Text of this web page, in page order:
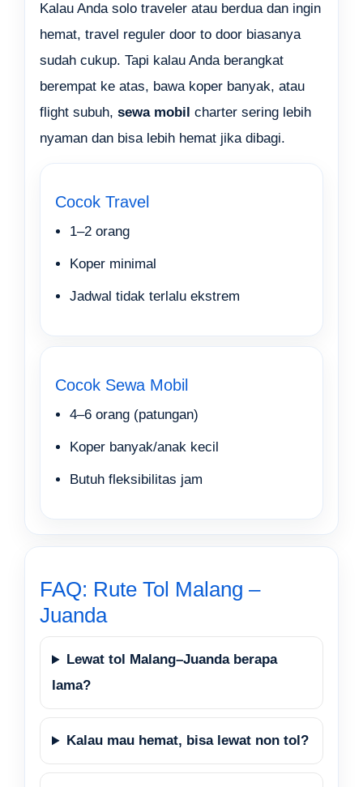
Kalau Anda solo traveler atau berdua dan ingin
hemat, travel reguler door to door biasanya
sudah cukup. Tapi kalau Anda berangkat
berempat ke atas, bawa koper banyak, atau
flight subuh, sewa mobil charter sering lebih
nyaman dan bisa lebih hemat jika dibagi.
Cocok Travel
1–2 orang
Koper minimal
Jadwal tidak terlalu ekstrem
Cocok Sewa Mobil
4–6 orang (patungan)
Koper banyak/anak kecil
Butuh fleksibilitas jam
FAQ: Rute Tol Malang –
Juanda
Lewat tol Malang–Juanda berapa
lama?
Kalau mau hemat, bisa lewat non tol?